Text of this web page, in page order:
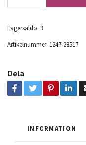
Lagersaldo: 9
Artikelnummer: 1247-28517
Dela
INFORMATION